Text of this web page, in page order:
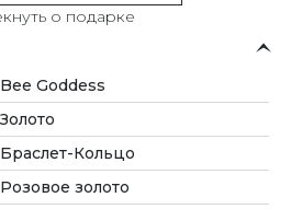
о подарке
Bee Goddess
Золото
Браслет-Кольцо
Розовое золото